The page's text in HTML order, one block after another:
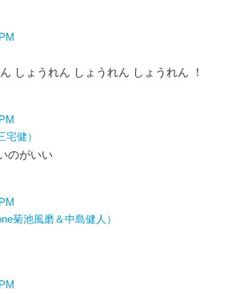
しょうれん しょうれん しょうれん ！
健）
のがいい
菊池風磨＆中島健人）